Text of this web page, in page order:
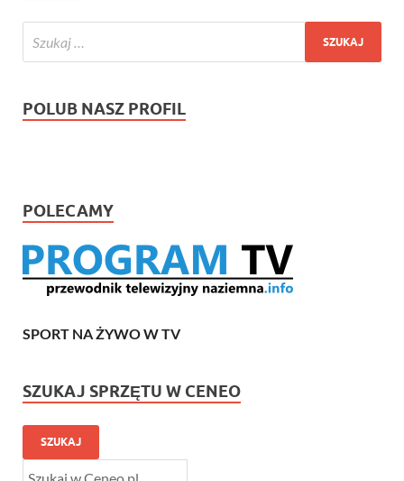
POLUB NASZ PROFIL
POLECAMY
SPORT NA ŻYWO W TV
SZUKAJ SPRZĘTU W CENEO
SZUKAJ